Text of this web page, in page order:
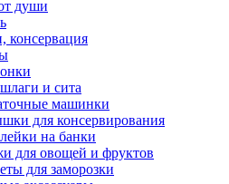
души
консервация
и сита
машинки
для консервирования
на банки
для овощей и фруктов
для заморозки